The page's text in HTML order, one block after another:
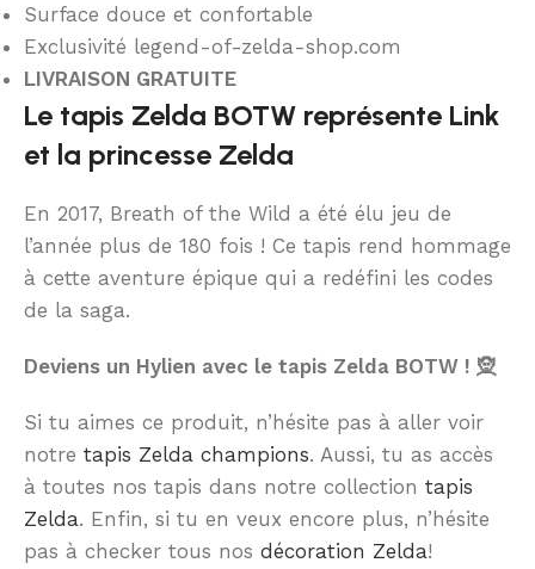
Surface douce et confortable
Exclusivité legend-of-zelda-shop.com
LIVRAISON GRATUITE
Le tapis Zelda BOTW représente Link
et la princesse Zelda
En 2017, Breath of the Wild a été élu jeu de
l’année plus de 180 fois ! Ce tapis rend hommage
à cette aventure épique qui a redéfini les codes
de la saga.
Deviens un Hylien avec le tapis Zelda BOTW ! 🧝
Si tu aimes ce produit, n’hésite pas à aller voir
notre tapis Zelda champions. Aussi, tu as accès
à toutes nos tapis dans notre collection tapis
Zelda. Enfin, si tu en veux encore plus, n’hésite
pas à checker tous nos décoration Zelda!